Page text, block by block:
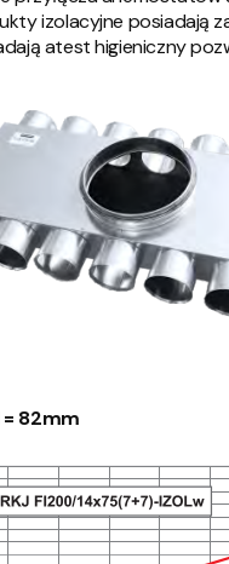
izolacyjne posiadają
atest higieniczny
82mm